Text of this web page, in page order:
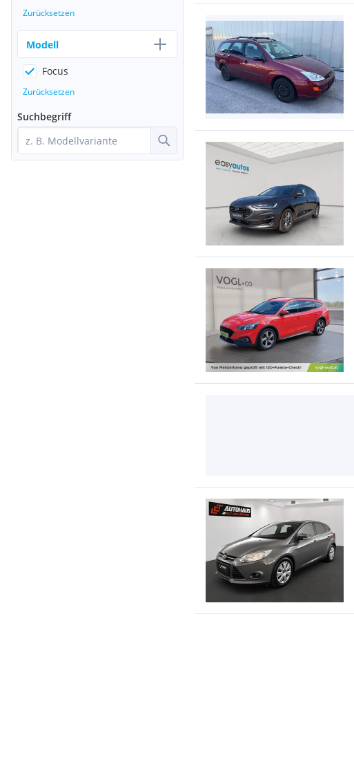
Zurücksetzen
Modell
Focus
Zurücksetzen
Suchbegriff